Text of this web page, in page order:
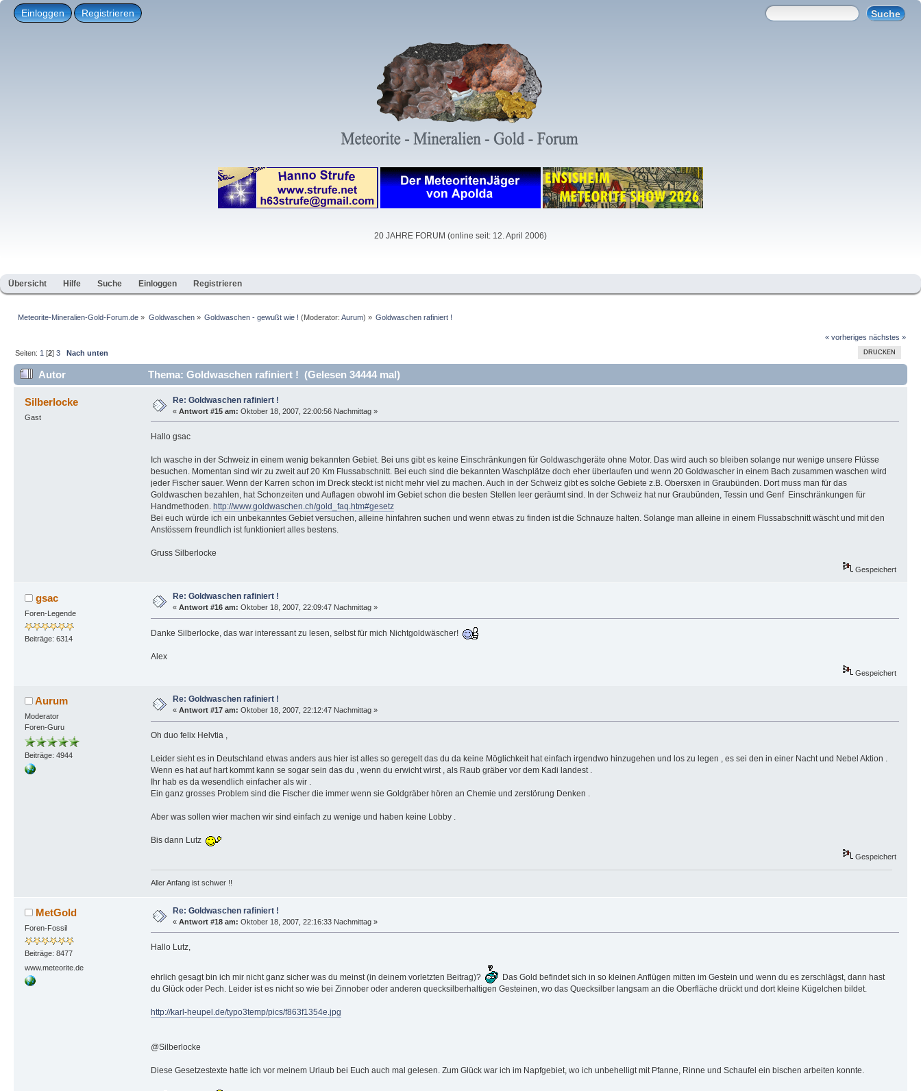
Einloggen Registrieren
20 JAHRE FORUM (online seit: 12. April 2006)
Übersicht Hilfe Suche Einloggen Registrieren
Meteorite-Mineralien-Gold-Forum.de » Goldwaschen» Goldwaschen - gewußt wie ! (Moderator: Aurum) » Goldwaschen rafiniert !
« vorheriges nächstes »
DRUCKEN
Seiten: 1 [2]3 Nach unten
Autor Thema: Goldwaschen rafiniert ! (Gelesen 34444 mal)
Silberlocke
Gast
Re: Goldwaschen rafiniert !
« Antwort #15 am: Oktober 18, 2007, 22:00:56 Nachmittag »
Hallo gsac
Ich wasche in der Schweiz in einem wenig bekannten Gebiet. Bei uns gibt es keine Einschränkungen für Goldwaschgeräte ohne Motor. Das wird auch so bleiben solange nur wenige unsere Flüsse
besuchen. Momentan sind wir zu zweit auf 20 Km Flussabschnitt. Bei euch sind die bekannten Waschplätze doch eher überlaufen und wenn 20 Goldwascher in einem Bach zusammen waschen wird
jeder Fischer sauer. Wenn der Karren schon im Dreck steckt ist nicht mehr viel zu machen. Auch in der Schweiz gibt es solche Gebiete z.B. Obersxen in Graubünden. Dort muss man für das
Goldwaschen bezahlen, hat Schonzeiten und Auflagen obwohl im Gebiet schon die besten Stellen leer geräumt sind. In der Schweiz hat nur Graubünden, Tessin und Genf Einschränkungen für
Handmethoden. http://www.goldwaschen.ch/gold_faq.htm#gesetz
Bei euch würde ich ein unbekanntes Gebiet versuchen, alleine hinfahren suchen und wenn etwas zu finden ist die Schnauze halten. Solange man alleine in einem Flussabschnitt wäscht und mit den
Anstössern freundlich ist funktioniert alles bestens.
Gruss Silberlocke
Gespeichert
gsac
Foren-Legende
Beiträge: 6314
Re: Goldwaschen rafiniert !
« Antwort #16 am: Oktober 18, 2007, 22:09:47 Nachmittag »
Danke Silberlocke, das war interessant zu lesen, selbst für mich Nichtgoldwäscher!
Alex
Gespeichert
Aurum
Moderator
Foren-Guru
Beiträge: 4944
Re: Goldwaschen rafiniert !
« Antwort #17 am: Oktober 18, 2007, 22:12:47 Nachmittag »
Oh duo felix Helvtia ,
Leider sieht es in Deutschland etwas anders aus hier ist alles so geregelt das du da keine Möglichkeit hat einfach irgendwo hinzugehen und los zu legen , es sei den in einer Nacht und Nebel Aktion .
Wenn es hat auf hart kommt kann se sogar sein das du , wenn du erwicht wirst , als Raub gräber vor dem Kadi landest .
Ihr hab es da wesendlich einfacher als wir .
Ein ganz grosses Problem sind die Fischer die immer wenn sie Goldgräber hören an Chemie und zerstörung Denken .
Aber was sollen wier machen wir sind einfach zu wenige und haben keine Lobby .
Bis dann Lutz
Gespeichert
Aller Anfang ist schwer !!
MetGold
Foren-Fossil
Beiträge: 8477
www.meteorite.de
Re: Goldwaschen rafiniert !
« Antwort #18 am: Oktober 18, 2007, 22:16:33 Nachmittag »
Hallo Lutz,
ehrlich gesagt bin ich mir nicht ganz sicher was du meinst (in deinem vorletzten Beitrag)?
Das Gold befindet sich in so kleinen Anflügen mitten im Gestein und wenn du es zerschlägst, dann hast
du Glück oder Pech. Leider ist es nicht so wie bei Zinnober oder anderen quecksilberhaltigen Gesteinen, wo das Quecksilber langsam an die Oberfläche drückt und dort kleine Kügelchen bildet.
http://karl-heupel.de/typo3temp/pics/f863f1354e.jpg
@Silberlocke
Diese Gesetzestexte hatte ich vor meinem Urlaub bei Euch auch mal gelesen. Zum Glück war ich im Napfgebiet, wo ich unbehelligt mit Pfanne, Rinne und Schaufel ein bischen arbeiten konnte.